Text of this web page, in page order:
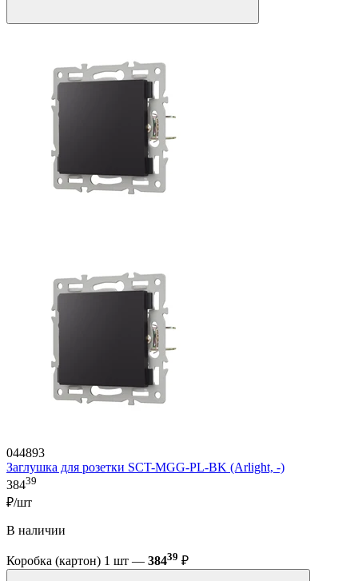
044893
Заглушка для розетки SCT-MGG-PL-BK (Arlight, -)
38439
₽/шт
В наличии
Коробка (картон) 1 шт — 38439 ₽